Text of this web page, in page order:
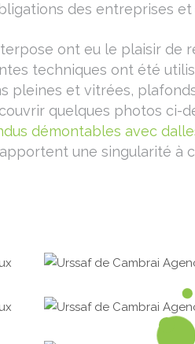
des entreprises
ont eu le plaisir de
techniques ont été
pleines et vitrées,
quelques photos ci-
démontables avec
une singularité à